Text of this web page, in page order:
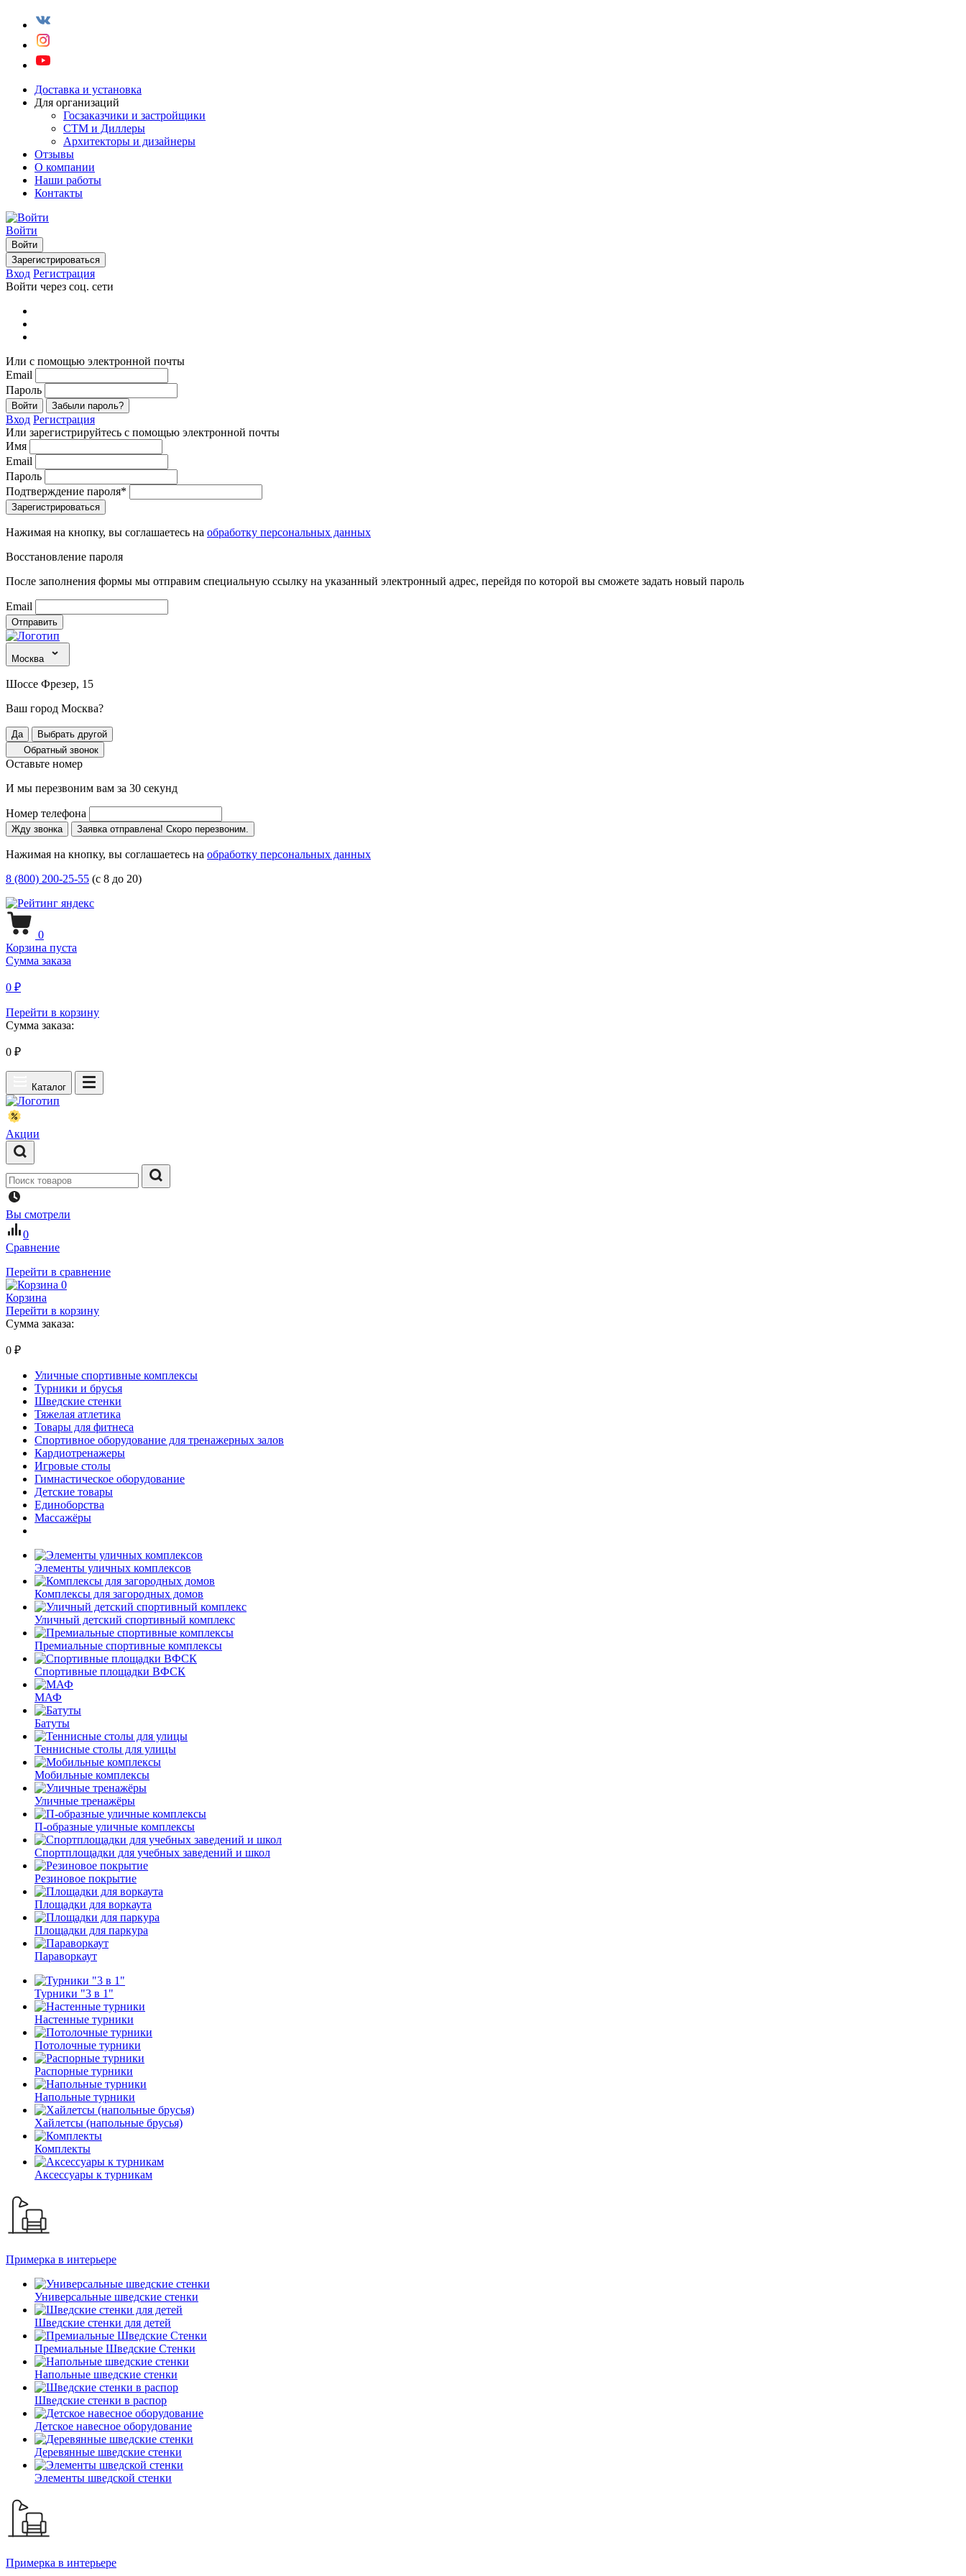
Доставка и установка
Для организаций
Госзаказчики и застройщики
СТМ и Диллеры
Архитекторы и дизайнеры
Отзывы
О компании
Наши работы
Контакты
Войти
Войти
Зарегистрироваться
Вход Регистрация
Войти через соц. сети
Или с помощью электронной почты
Email
Пароль
Войти Забыли пароль?
Вход Регистрация
Или зарегистрируйтесь с помощью электронной почты
Имя
Email
Пароль
Подтверждение пароля*
Зарегистрироваться
Нажимая на кнопку, вы соглашаетесь на обработку персональных данных
Восстановление пароля
После заполнения формы мы отправим специальную ссылку на указанный электронный адрес, перейдя по которой вы сможете задать новый пароль
Email
Отправить
Москва
Шоссе Фрезер, 15
Ваш город Москва?
Да
Выбрать другой
Обратный звонок
Оставьте номер
И мы перезвоним вам за 30 секунд
Номер телефона
Жду звонка Заявка отправлена! Скоро перезвоним.
Нажимая на кнопку, вы соглашаетесь на обработку персональных данных
8 (800) 200-25-55 (с 8 до 20)
0
Корзина пуста
Сумма заказа
0 ₽
Перейти в корзину
Сумма заказа:
0 ₽
Каталог
Акции
Вы смотрели
0
Сравнение
Перейти в сравнение
0
Корзина
Перейти в корзину
Сумма заказа:
0 ₽
Уличные спортивные комплексы
Турники и брусья
Шведские стенки
Тяжелая атлетика
Товары для фитнеса
Спортивное оборудование для тренажерных залов
Кардиотренажеры
Игровые столы
Гимнастическое оборудование
Детские товары
Единоборства
Массажёры
Элементы уличных комплексов
Комплексы для загородных домов
Уличный детский спортивный комплекс
Премиальные спортивные комплексы
Спортивные площадки ВФСК
МАФ
Батуты
Теннисные столы для улицы
Мобильные комплексы
Уличные тренажёры
П-образные уличные комплексы
Спортплощадки для учебных заведений и школ
Резиновое покрытие
Площадки для воркаута
Площадки для паркура
Параворкаут
Турники "3 в 1"
Настенные турники
Потолочные турники
Распорные турники
Напольные турники
Хайлетсы (напольные брусья)
Комплекты
Аксессуары к турникам
Примерка в интерьере
Универсальные шведские стенки
Шведские стенки для детей
Премиальные Шведские Стенки
Напольные шведские стенки
Шведские стенки в распор
Детское навесное оборудование
Деревянные шведские стенки
Элементы шведской стенки
Примерка в интерьере